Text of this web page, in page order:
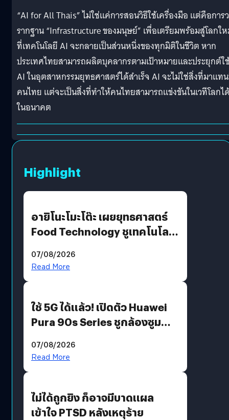
“AI for All Thais” ไม่ใช่แค่การสอนวิธีใช้เครื่องมือ แต่คือการ
รากฐาน “Infrastructure ของมนุษย์” เพื่อเตรียมพร้อมสู่โลกใ
ที่เทคโนโลยี AI จะกลายเป็นส่วนหนึ่งของทุกมิติในชีวิต หาก
ประเทศไทยสามารถผลิตบุคลากรตามเป้าหมายและประยุกต์ใ
AI ในอุตสาหกรรมยุทธศาสตร์ได้สำเร็จ AI จะไม่ใช่สิ่งที่มาแท
คนไทย แต่จะเป็นสิ่งที่ทำให้คนไทยสามารถแข่งขันในเวทีโลกไ
ในอนาคต
Highlight
อายิโนะโมะโต๊ะ เผยยุทธศาสตร์
Food Technology ชูเทคโนโลยี
บริโภคและ B2B
07/08/2026
Read More
ใช้ 5G ได้แล้ว! เปิดตัว Huawei
Pura 90s Series ชูกล้องซูม
07/08/2026
Read More
ไม่ได้ถูกยิง ก็อาจมีบาดแผล
เข้าใจ PTSD หลังเหตุร้าย